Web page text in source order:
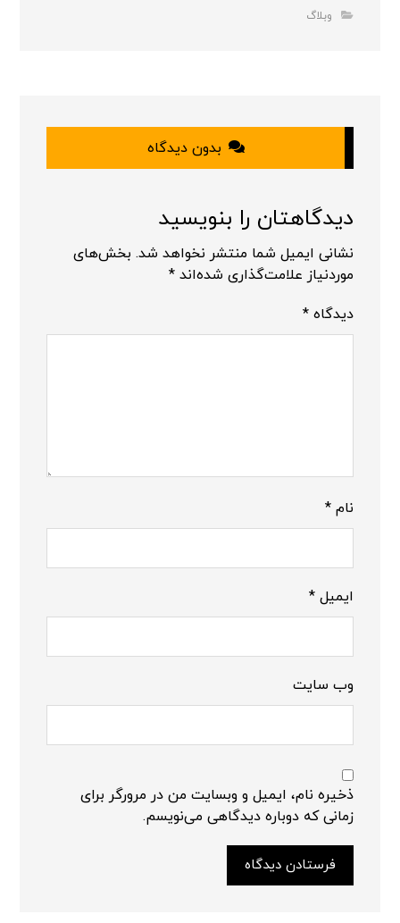
وبلاگ
بدون دیدگاه
دیدگاهتان را بنویسید
نشانی ایمیل شما منتشر نخواهد شد. بخش‌های
موردنیاز علامت‌گذاری شده‌اند*
دیدگاه*
نام*
ایمیل*
وب‌ سایت
ذخیره نام، ایمیل و وبسایت من در مرورگر برای
زمانی که دوباره دیدگاهی می‌نویسم.
فرستادن دیدگاه